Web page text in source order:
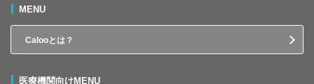
MENU
Calooとは？
医療機関向けMENU